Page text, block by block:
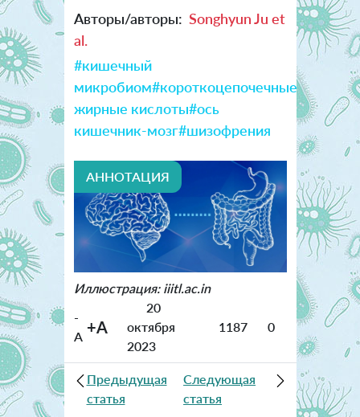
Авторы/авторы: Songhyun Ju et
al.
#кишечный
микробиом#короткоцепочечные
жирные кислоты#ось
кишечник-мозг#шизофрения
АННОТАЦИЯ
Иллюстрация: iiitl.ac.in
-
A +A
20
октября
2023
1187 0
Предыдущая
статья
Следующая
статья